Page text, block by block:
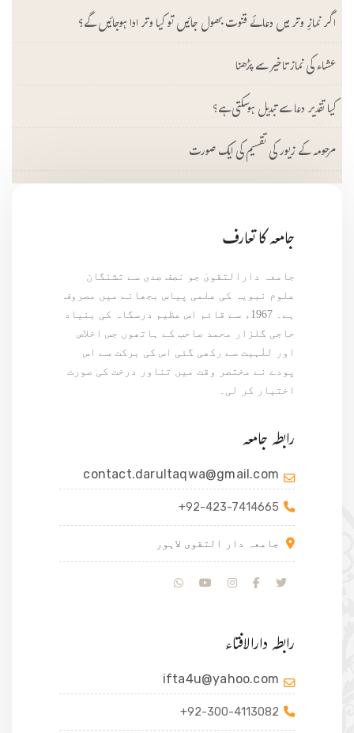
اگر نمازِ وتر میں دعائے قنوت بھول جائیں تو کیا وتر ادا ہوجائیں گے؟
عشاء کی نماز تاخیر سے پڑھنا
کیا تقدیر دعا سے تبدیل ہوسکتی ہے؟
مرحومہ کے زیور کی تقسیم کی ایک صورت
جامعہ کا تعارف
جامعہ دارالتقویٰ جو نصف صدی سے تشنگان
علوم نبویہ کی علمی پیاس بجھانے میں مصروف
ہے۔ 1967ء سے قائم اس عظیم درسگاہ کی بنیاد
حاجی گلزار محمد صاحب کے ہاتھوں جس اخلاص
اور للٰہیت سے رکھی گئی اس کی برکت سے اس
پودے نے مختصر وقت میں تناور درخت کی صورت
اختیار کر لی۔
رابطہ جامعہ
contact.darultaqwa@gmail.com
+92-423-7414665
جامعہ دار التقوی لاہور
رابطہ دارالافتاء
ifta4u@yahoo.com
+92-300-4113082